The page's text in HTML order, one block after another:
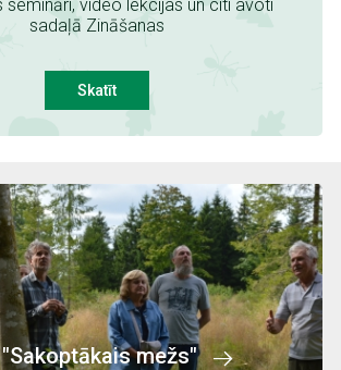
semināri, video lekcijas un citi avoti
sadaļā Zināšanas
Skatīt
mežs"